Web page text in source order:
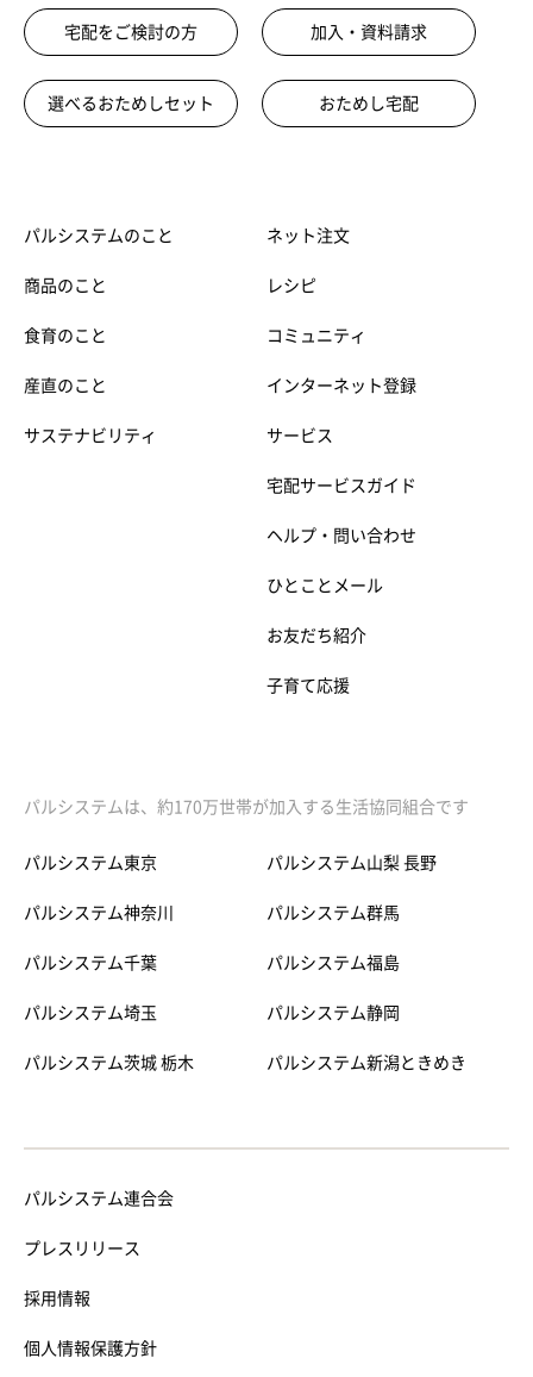
宅配をご検討の方 加入・資料請求
選べるおためしセット おためし宅配
パルシステムのこと
商品のこと
食育のこと
産直のこと
サステナビリティ
ネット注文
レシピ
コミュニティ
インターネット登録
サービス
宅配サービスガイド
ヘルプ・問い合わせ
ひとことメール
お友だち紹介
子育て応援
パルシステムは、約170万世帯が加入する生活協同組合です
パルシステム東京
パルシステム神奈川
パルシステム千葉
パルシステム埼玉
パルシステム茨城 栃木
パルシステム山梨 長野
パルシステム群馬
パルシステム福島
パルシステム静岡
パルシステム新潟ときめき
パルシステム連合会
プレスリリース
採用情報
個人情報保護方針